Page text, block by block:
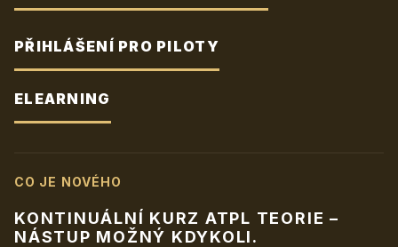
PŘIHLÁŠENÍ PRO PILOTY
ELEARNING
CO JE NOVÉHO
KONTINUÁLNÍ KURZ ATPL TEORIE –
NÁSTUP MOŽNÝ KDYKOLI.